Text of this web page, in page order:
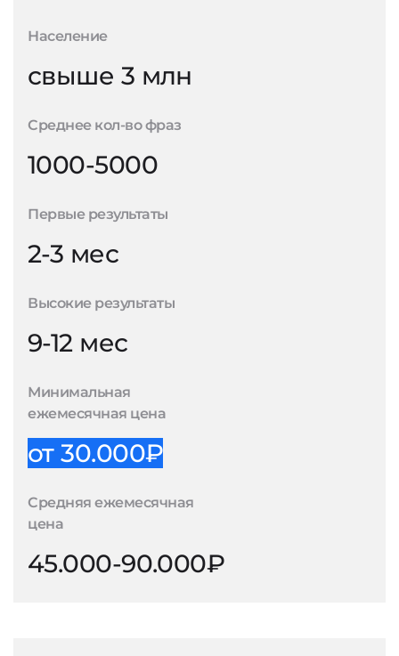
Население
свыше 3 млн
Среднее кол-во фраз
1000-5000
Первые результаты
2-3 мес
Высокие результаты
9-12 мес
Минимальная
ежемесячная цена
от 30.000₽
Средняя ежемесячная
цена
45.000-90.000₽